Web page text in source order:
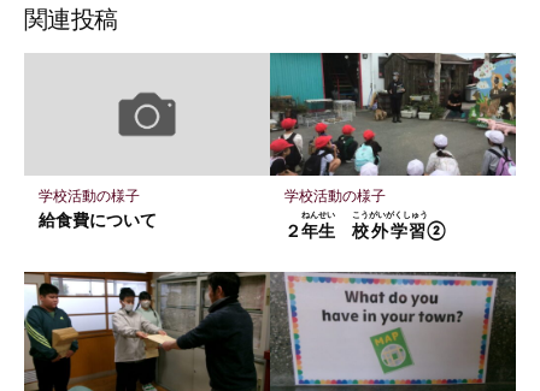
ェ
ア
ッ
マ
ー
に
保
ア
ア
関連投稿
学校活動の様子
給食費について
学校活動の様子
２年生
ねんせい
校外学習
こうがいがくしゅう
②